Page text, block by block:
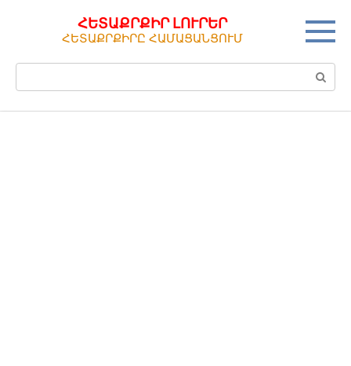
ՀԵՏԱՔՐՔԻՐ ԼՈՒՐԵՐ
ՀԵՏԱՔՐՔԻՐԸ ՀԱՄԱՑԱՆՑՈՒՄ
Поиск: